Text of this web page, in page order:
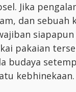
Jika
dan
pakaian
budaya
kebhinekaan.